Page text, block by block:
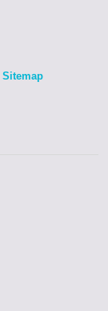
Sitemap